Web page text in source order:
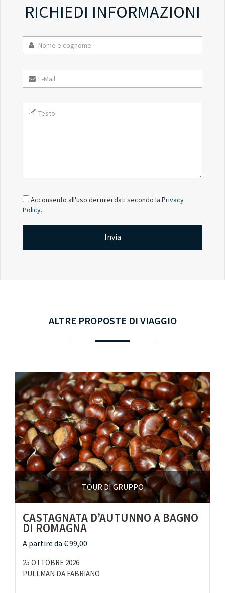
RICHIEDI INFORMAZIONI
Acconsento all'uso dei miei dati secondo la Privacy
Policy.
Invia
ALTRE PROPOSTE DI VIAGGIO
TOUR DI GRUPPO
CASTAGNATA D’AUTUNNO A BAGNO
DI ROMAGNA
A partire da € 99,00
25 OTTOBRE 2026
PULLMAN DA FABRIANO